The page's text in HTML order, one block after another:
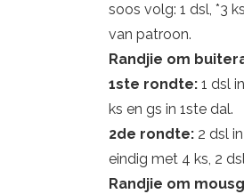
soos volg: 1 dsl, *3
van patroon.
Randjie om
1ste rondte: 1 dsl
ks en gs in 1ste dal.
2de rondte: 2 dsl
eindig met 4 ks, 2
Randjie om